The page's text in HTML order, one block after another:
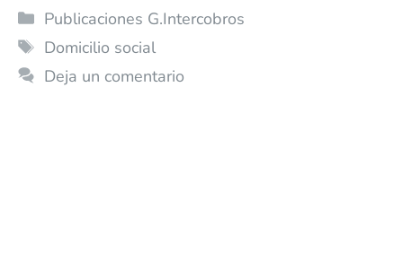
Publicaciones G.Intercobros
Domicilio social
Deja un comentario